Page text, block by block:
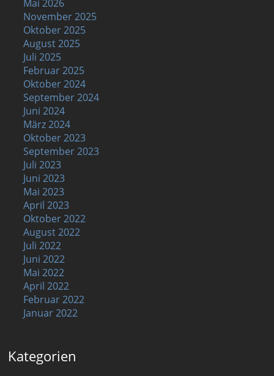
Mai 2026
November 2025
Oktober 2025
August 2025
Juli 2025
Februar 2025
Oktober 2024
September 2024
Juni 2024
März 2024
Oktober 2023
September 2023
Juli 2023
Juni 2023
Mai 2023
April 2023
Oktober 2022
August 2022
Juli 2022
Juni 2022
Mai 2022
April 2022
Februar 2022
Januar 2022
Kategorien